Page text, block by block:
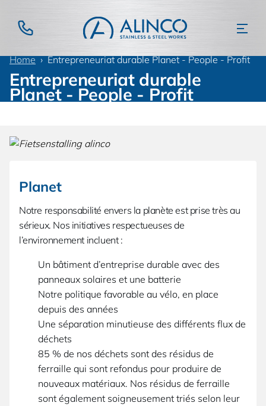
Home Entrepreneuriat durable Planet - People - Profit
Entrepreneuriat durable
Planet - People - Profit
Planet
Notre responsabilité envers la planète est prise très au
sérieux. Nos initiatives respectueuses de
l’environnement incluent :
Un bâtiment d’entreprise durable avec des
panneaux solaires et une batterie
Notre politique favorable au vélo, en place
depuis des années
Une séparation minutieuse des différents flux de
déchets
85 % de nos déchets sont des résidus de
ferraille qui sont refondus pour produire de
nouveaux matériaux. Nos résidus de ferraille
sont également soigneusement triés selon leur